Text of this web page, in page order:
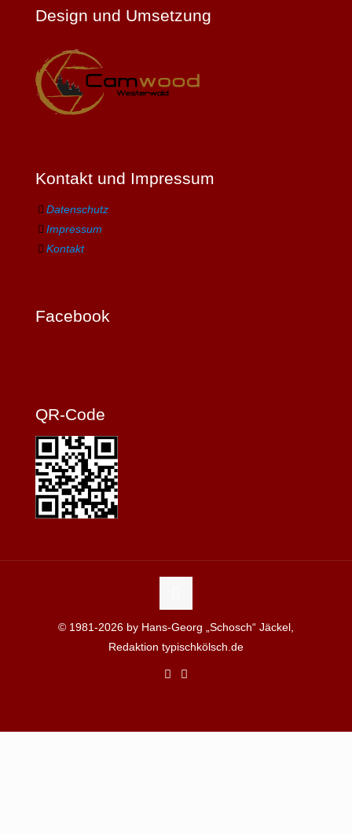
Design und Umsetzung
Kontakt und Impressum
Datenschutz
Impressum
Kontakt
Facebook
QR-Code
© 1981-2026 by Hans-Georg „Schosch“ Jäckel,
Redaktion typischkölsch.de